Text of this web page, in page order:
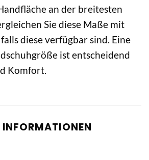
an der breitesten
Sie diese Maße mit
diese verfügbar sind. Eine
ist entscheidend
Komfort.